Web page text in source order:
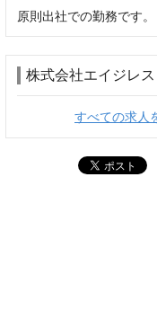
原則出社での勤務です。
株式会社エイジレス
すべての求人